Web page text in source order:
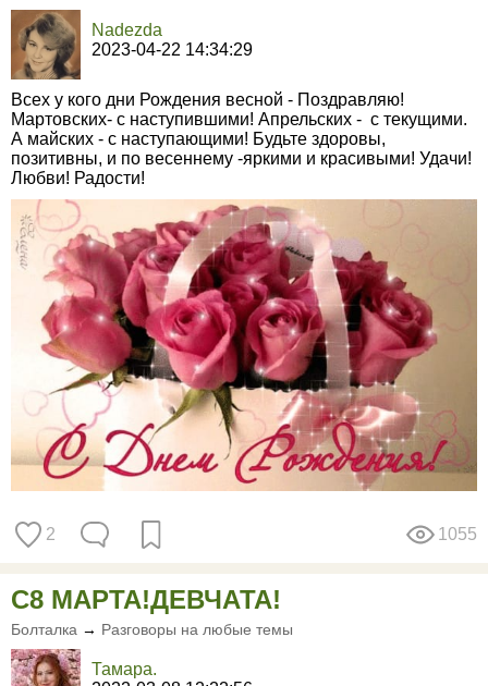
Nadezda
2023-04-22 14:34:29
Всех у кого дни Рождения весной - Поздравляю!
Мартовских- с наступившими! Апрельских - с текущими.
А майских - с наступающими! Будьте здоровы,
позитивны, и по весеннему -яркими и красивыми! Удачи!
Любви! Радости!
2 1055
С8 МАРТА!ДЕВЧАТА!
Болталка → Разговоры на любые темы
Тамарa.